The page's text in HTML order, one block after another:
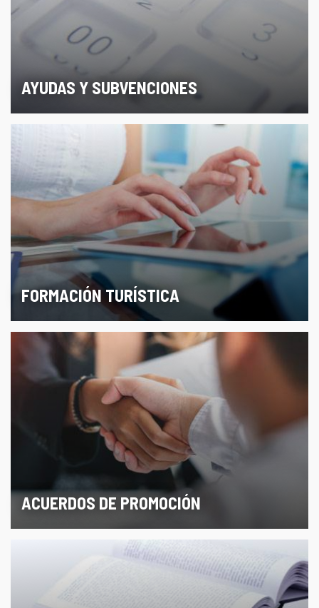
AYUDAS Y SUBVENCIONES
FORMACIÓN TURÍSTICA
ACUERDOS DE PROMOCIÓN